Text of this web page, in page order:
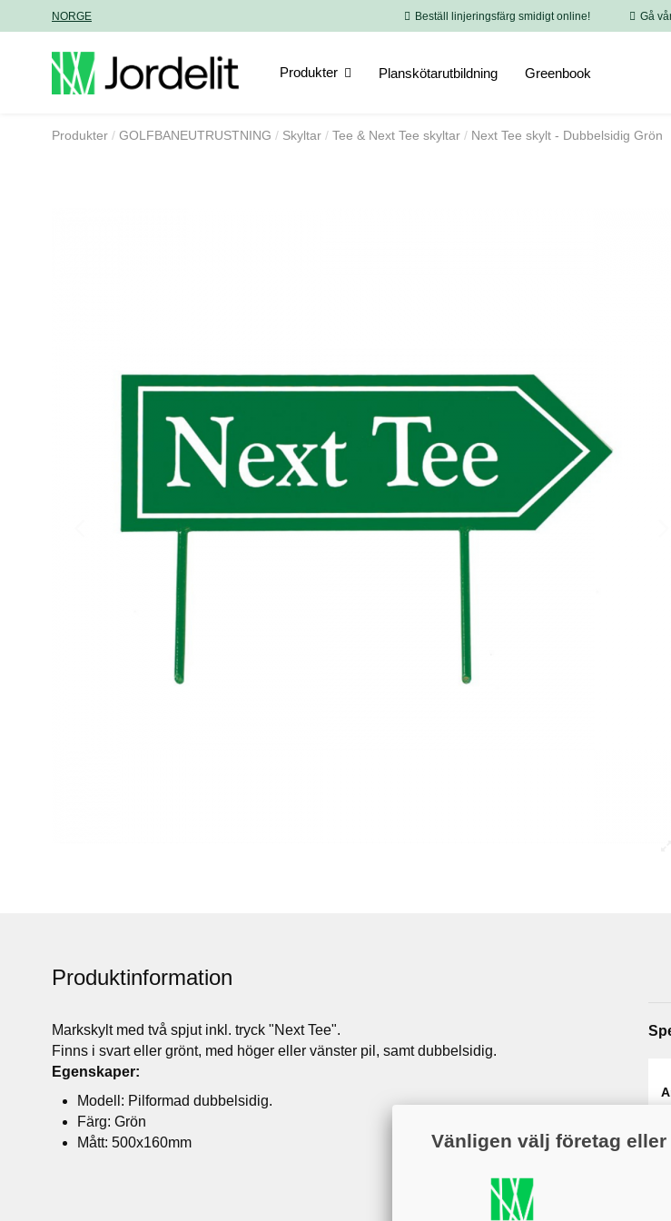
NORGE Beställ linjeringsfärg smidigt online! Gå
Produkter Planskötarutbildning Greenbook
Produkter GOLFBANEUTRUSTNING Skyltar Tee & Next Tee skyltar Next Tee skylt - Dubbelsidig Grön
Produktinformation
Markskylt med två spjut inkl. tryck "Next Tee".
Finns i svart eller grönt, med höger eller vänster pil, samt dubbelsidig.
Egenskaper:
Modell: Pilformad dubbelsidig.
Färg: Grön
Mått: 500x160mm
Vänligen välj företag